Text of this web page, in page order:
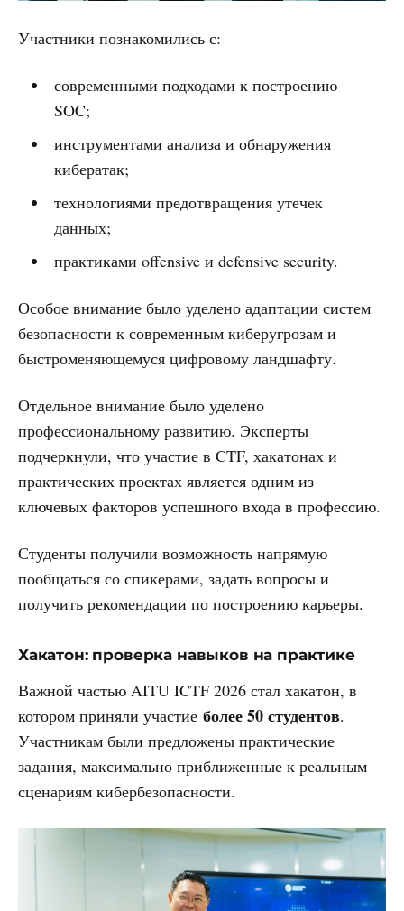
Участники познакомились с:
современными подходами к построению
SOC;
инструментами анализа и обнаружения
кибератак;
технологиями предотвращения утечек
данных;
практиками offensive и defensive security.
Особое внимание было уделено адаптации систем
безопасности к современным киберугрозам и
быстроменяющемуся цифровому ландшафту.
Отдельное внимание было уделено
профессиональному развитию. Эксперты
подчеркнули, что участие в CTF, хакатонах и
практических проектах является одним из
ключевых факторов успешного входа в профессию.
Студенты получили возможность напрямую
пообщаться со спикерами, задать вопросы и
получить рекомендации по построению карьеры.
Хакатон: проверка навыков на практике
Важной частью AITU ICTF 2026 стал хакатон, в
котором приняли участие более 50 студентов.
Участникам были предложены практические
задания, максимально приближенные к реальным
сценариям кибербезопасности.